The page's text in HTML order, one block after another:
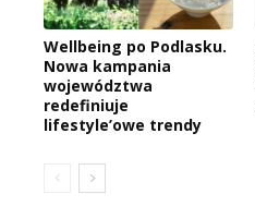
Wellbeing po Podlasku.
Nowa kampania
województwa
redefiniuje
lifestyle’owe trendy